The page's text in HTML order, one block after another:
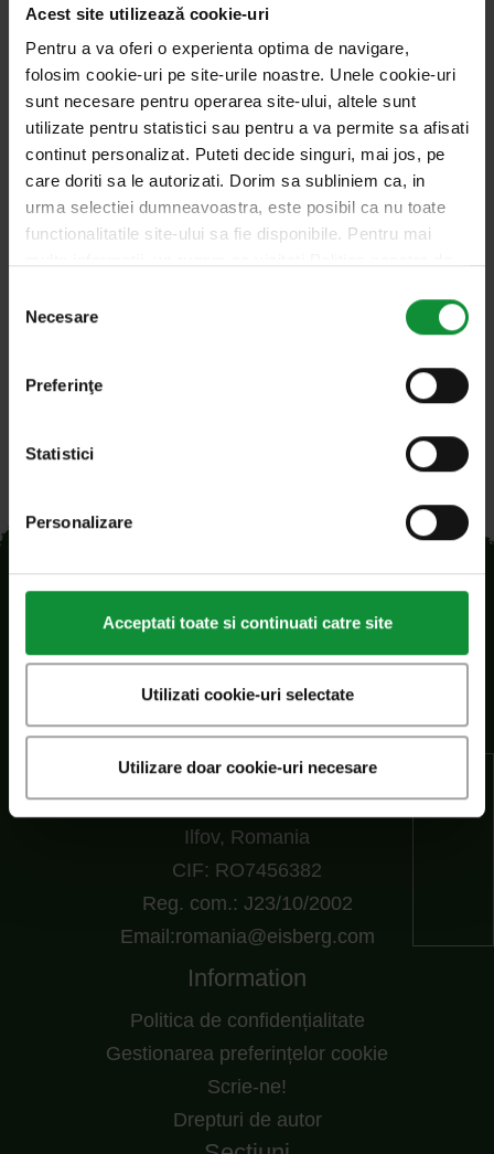
Acest site utilizează cookie-uri
Pentru a va oferi o experienta optima de navigare,
folosim cookie-uri pe site-urile noastre. Unele cookie-uri
sunt necesare pentru operarea site-ului, altele sunt
utilizate pentru statistici sau pentru a va permite sa afisati
continut personalizat. Puteti decide singuri, mai jos, pe
care doriti sa le autorizati. Dorim sa subliniem ca, in
urma selectiei dumneavoastra, este posibil ca nu toate
functionalitatile site-ului sa fie disponibile. Pentru mai
consimțământului
Necesare
Preferinţe
Statistici
Personalizare
Acceptati toate si continuati catre site
Utilizati cookie-uri selectate
Utilizare doar cookie-uri necesare
e
s
P
R
se poată răspunde întrebării mele.
Trimite mesajul
romania@eisberg.com
Șoseaua Cernica nr. 216, RO 77145
SC Eisberg s.r.l.
Șoseaua Cernica nr. 216, RO 77145 Pantelimon,
Ilfov, Romania
CIF: RO7456382
Reg. com.: J23/10/2002
Email:romania@eisberg.com
Information
Politica de confidențialitate
Gestionarea preferințelor cookie
Scrie-ne!
Drepturi de autor